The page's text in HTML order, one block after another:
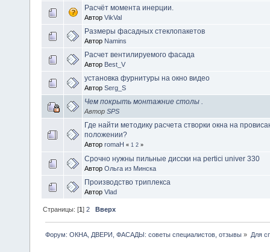
Расчёт момента инерции.
Автор VikVal
Размеры фасадных стеклопакетов
Автор Namins
Расчет вентилируемого фасада
Автор Best_V
установка фурнитуры на окно видео
Автор Serg_S
Чем покрыть монтажние столы .
Автор SPS
Где найти методику расчета створки окна на
положении?
Автор romaН « 1 2 »
Срочно нужны пильные дисски на pertici univer 330
Автор Ольга из Минска
Производство триплекса
Автор Vlad
Страницы: [1]2 Вверх
Форум: ОКНА, ДВЕРИ, ФАСАДЫ: советы специалистов, отзывы » Для